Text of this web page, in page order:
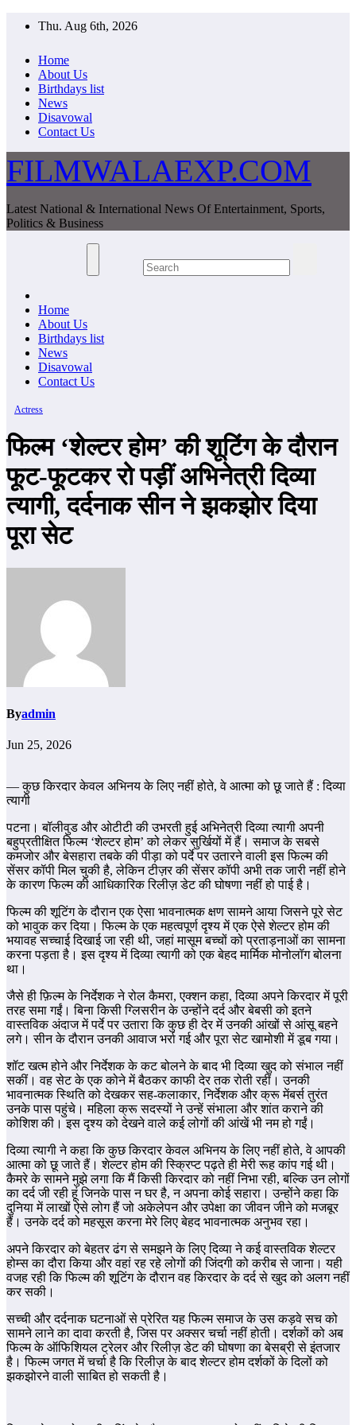
Thu. Aug 6th, 2026
Home
About Us
Birthdays list
News
Disavowal
Contact Us
FILMWALAEXP.COM
Latest National & International News Of Entertainment, Sports,
Politics & Business
Home
About Us
Birthdays list
News
Disavowal
Contact Us
Actress
फिल्म ‘शेल्टर होम’ की शूटिंग के दौरान
फूट-फूटकर रो पड़ीं अभिनेत्री दिव्या
त्यागी, दर्दनाक सीन ने झकझोर दिया
पूरा सेट
Byadmin
Jun 25, 2026
— कुछ किरदार केवल अभिनय के लिए नहीं होते, वे आत्मा को छू जाते हैं : दिव्या
त्यागी
पटना। बॉलीवुड और ओटीटी की उभरती हुई अभिनेत्री दिव्या त्यागी अपनी
बहुप्रतीक्षित फिल्म ‘शेल्टर होम’ को लेकर सुर्खियों में हैं। समाज के सबसे
कमजोर और बेसहारा तबके की पीड़ा को पर्दे पर उतारने वाली इस फिल्म की
सेंसर कॉपी मिल चुकी है, लेकिन टीज़र की सेंसर कॉपी अभी तक जारी नहीं होने
के कारण फिल्म की आधिकारिक रिलीज़ डेट की घोषणा नहीं हो पाई है।
फिल्म की शूटिंग के दौरान एक ऐसा भावनात्मक क्षण सामने आया जिसने पूरे सेट
को भावुक कर दिया। फिल्म के एक महत्वपूर्ण दृश्य में एक ऐसे शेल्टर होम की
भयावह सच्चाई दिखाई जा रही थी, जहां मासूम बच्चों को प्रताड़नाओं का सामना
करना पड़ता है। इस दृश्य में दिव्या त्यागी को एक बेहद मार्मिक मोनोलॉग बोलना
था।
जैसे ही फ़िल्म के निर्देशक ने रोल कैमरा, एक्शन कहा, दिव्या अपने किरदार में पूरी
तरह समा गईं। बिना किसी ग्लिसरीन के उन्होंने दर्द और बेबसी को इतने
वास्तविक अंदाज में पर्दे पर उतारा कि कुछ ही देर में उनकी आंखों से आंसू बहने
लगे। सीन के दौरान उनकी आवाज भर्रा गई और पूरा सेट खामोशी में डूब गया।
शॉट खत्म होने और निर्देशक के कट बोलने के बाद भी दिव्या खुद को संभाल नहीं
सकीं। वह सेट के एक कोने में बैठकर काफी देर तक रोती रहीं। उनकी
भावनात्मक स्थिति को देखकर सह-कलाकार, निर्देशक और क्रू मेंबर्स तुरंत
उनके पास पहुंचे। महिला क्रू सदस्यों ने उन्हें संभाला और शांत कराने की
कोशिश की। इस दृश्य को देखने वाले कई लोगों की आंखें भी नम हो गईं।
दिव्या त्यागी ने कहा कि कुछ किरदार केवल अभिनय के लिए नहीं होते, वे आपकी
आत्मा को छू जाते हैं। शेल्टर होम की स्क्रिप्ट पढ़ते ही मेरी रूह कांप गई थी।
कैमरे के सामने मुझे लगा कि मैं किसी किरदार को नहीं निभा रही, बल्कि उन लोगों
का दर्द जी रही हूं जिनके पास न घर है, न अपना कोई सहारा। उन्होंने कहा कि
दुनिया में लाखों ऐसे लोग हैं जो अकेलेपन और उपेक्षा का जीवन जीने को मजबूर
हैं। उनके दर्द को महसूस करना मेरे लिए बेहद भावनात्मक अनुभव रहा।
अपने किरदार को बेहतर ढंग से समझने के लिए दिव्या ने कई वास्तविक शेल्टर
होम्स का दौरा किया और वहां रह रहे लोगों की जिंदगी को करीब से जाना। यही
वजह रही कि फिल्म की शूटिंग के दौरान वह किरदार के दर्द से खुद को अलग नहीं
कर सकी।
सच्ची और दर्दनाक घटनाओं से प्रेरित यह फिल्म समाज के उस कड़वे सच को
सामने लाने का दावा करती है, जिस पर अक्सर चर्चा नहीं होती। दर्शकों को अब
फिल्म के ऑफिशियल ट्रेलर और रिलीज़ डेट की घोषणा का बेसब्री से इंतजार
है। फिल्म जगत में चर्चा है कि रिलीज़ के बाद शेल्टर होम दर्शकों के दिलों को
झकझोरने वाली साबित हो सकती है।